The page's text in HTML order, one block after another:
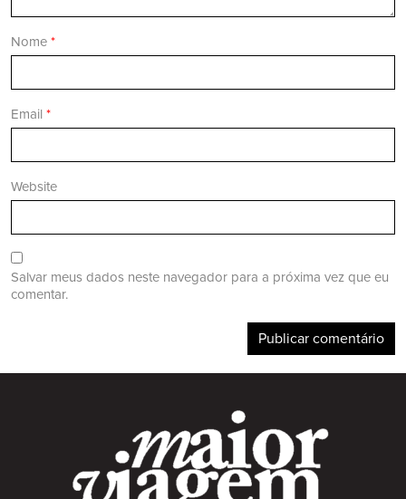
Nome *
Email *
Website
Salvar meus dados neste navegador para a próxima vez que eu
comentar.